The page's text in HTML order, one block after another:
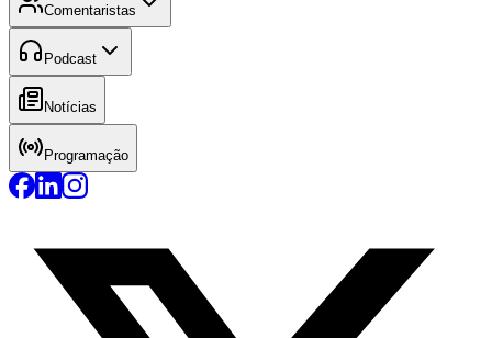
Comentaristas
Podcast
Notícias
Programação